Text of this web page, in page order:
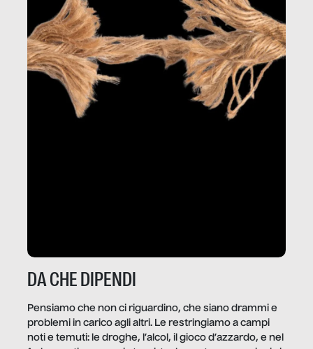
DA CHE DIPENDI
Pensiamo che non ci riguardino, che siano drammi e
problemi in carico agli altri. Le restringiamo a campi
noti e temuti: le droghe, l’alcol, il gioco d’azzardo, e nel